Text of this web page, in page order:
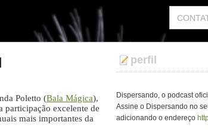
Poletto (Bala Mágica),
participação excelente de
mais importantes da
perfil
Dispersando, o podcast
Assine o Dispersando no
adicionando o endereço